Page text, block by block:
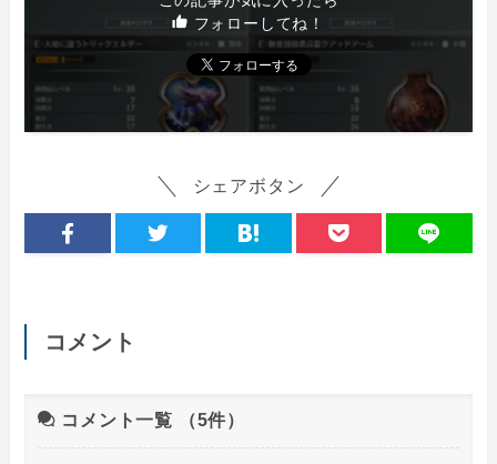
フォローしてね！
シェアボタン
コメント
コメント一覧 （5件）